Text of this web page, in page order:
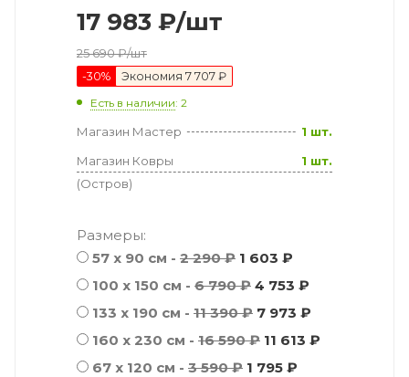
17 983 ₽/шт
25 690₽/шт
-30% Экономия 7 707 ₽
Есть в наличии: 2
Магазин Мастер
1 шт.
Магазин Ковры
(Остров)
1 шт.
Размеры:
57 х 90 см - 2 290 ₽ 1 603 ₽
100 x 150 см - 6 790 ₽ 4 753 ₽
133 x 190 см - 11 390 ₽ 7 973 ₽
160 x 230 см - 16 590 ₽ 11 613 ₽
67 x 120 см - 3 590 ₽ 1 795 ₽